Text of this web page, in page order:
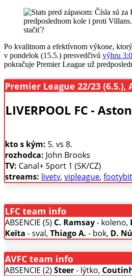
Po kvalitnom a efektívnom výkone,
v pondelok (15.5.) presvedčivú výhru
pokračuje Premier League už
Premier League 22/23
LIVERPOOL FC -
kto s kým: 5. vs 8.
rozhodca: John Brooks
TV: Canal+ Sport 1 (SK/CZ)
streams: livetv, vipleague,
LFC team info
ABSENCIE (5) C. Ramsay- koleno,
Keïta - sval, Thiago A. - bok, D.
AVFC team info
ABSENCIE (2) Steer- lýtko,